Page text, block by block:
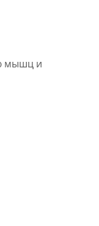
мышц и